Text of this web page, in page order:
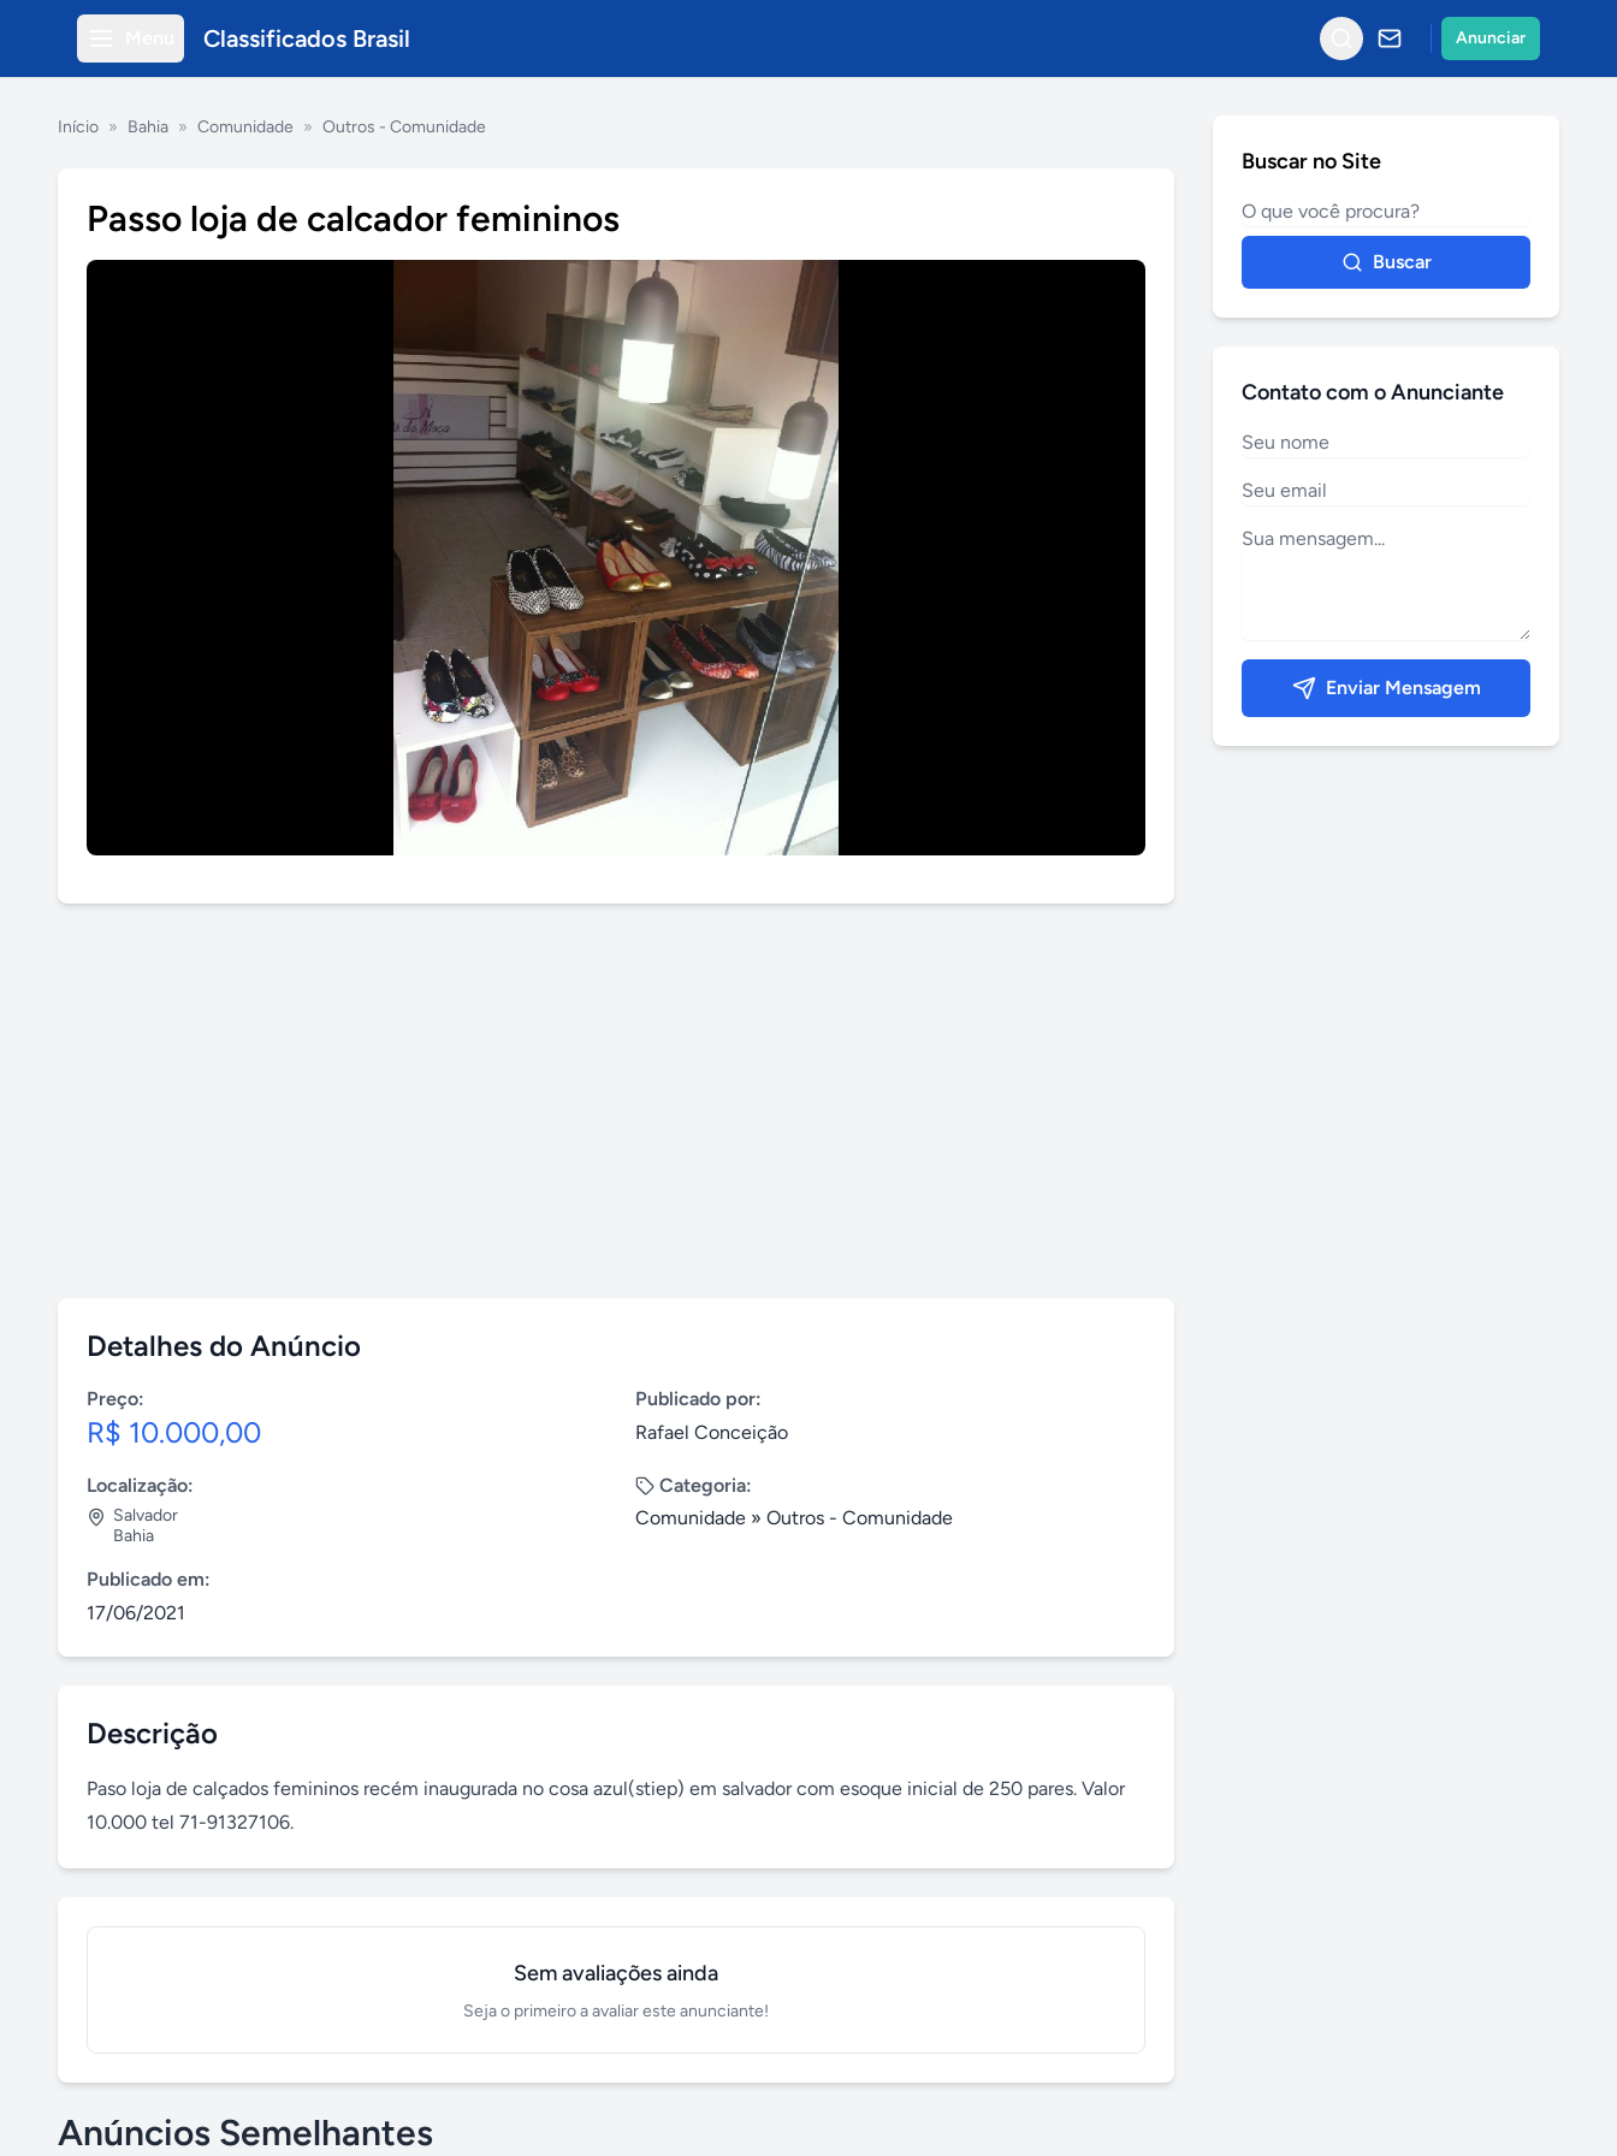
Classificados Brasil Anunciar
Início » Bahia » Comunidade » Outros - Comunidade
Passo loja de calcador femininos
Detalhes do Anúncio
Preço:
R$ 10.000,00
Publicado por:
Rafael Conceição
Localização:
Salvador
Bahia
Categoria:
Comunidade » Outros - Comunidade
Publicado em:
17/06/2021
Descrição
Paso loja de calçados femininos recém inaugurada no cosa azul(stiep) em salvador com esoque inicial de 250 pares. Valor
10.000 tel 71-91327106.
Sem avaliações ainda
Seja o primeiro a avaliar este anunciante!
Anúncios Semelhantes
Buscar no Site
Buscar
Contato com o Anunciante
Enviar Mensagem